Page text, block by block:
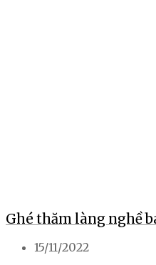
Ghé thăm làng nghề
15/11/2022